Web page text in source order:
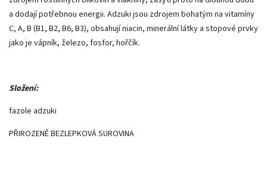
a dodají potřebnou energii. Adzuki jsou zdrojem bohatým na vitamíny
C, A, B (B1, B2, B6, B3), obsahují niacin, minerální látky a stopové prvky
jako je vápník, železo, fosfor, hořčík.
Složení:
fazole adzuki
PŘIROZENĚ BEZLEPKOVÁ SUROVINA